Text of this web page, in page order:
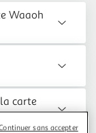
Waaoh
carte
sans accepter